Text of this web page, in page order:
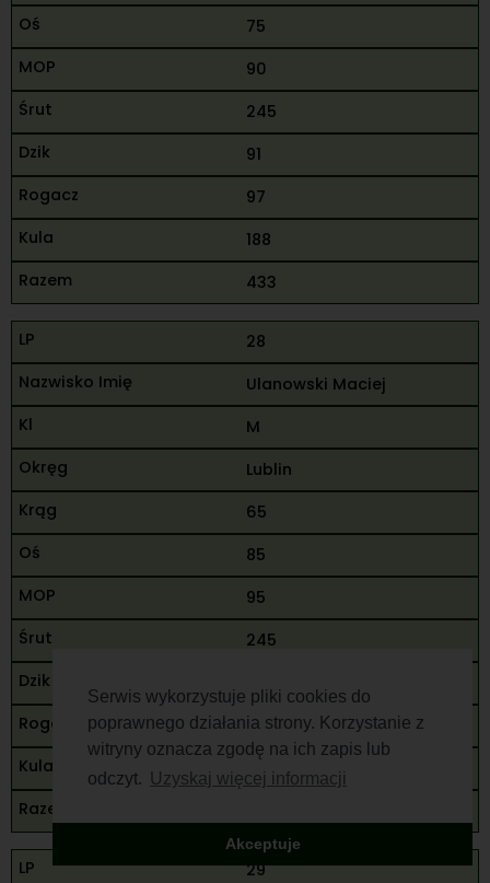
Serwis wykorzystuje pliki cookies do
poprawnego działania strony. Korzystanie z
witryny oznacza zgodę na ich zapis lub
odczyt.
Uzyskaj więcej informacji
Akceptuje
75
90
245
91
97
188
433
28
Ulanowski Maciej
M
Lublin
65
85
95
245
94
187
29